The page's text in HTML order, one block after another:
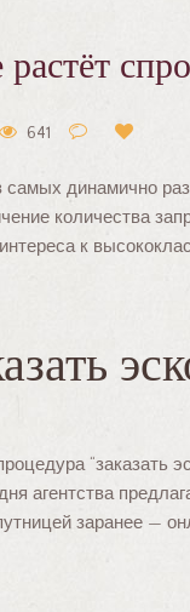
641
динамично
количества
к
“заказать
агентства
заранее —